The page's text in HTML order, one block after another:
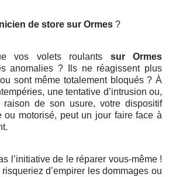
de store sur Ormes ?
vos volets roulants sur Ormes
anomalies ? Ils ne réagissent plus
sont même totalement bloqués ? À
une tentative d’intrusion ou,
raison de son usure, votre dispositif
ou motorisé, peut un jour faire face à
l’initiative de le réparer vous-même !
d’empirer les dommages ou